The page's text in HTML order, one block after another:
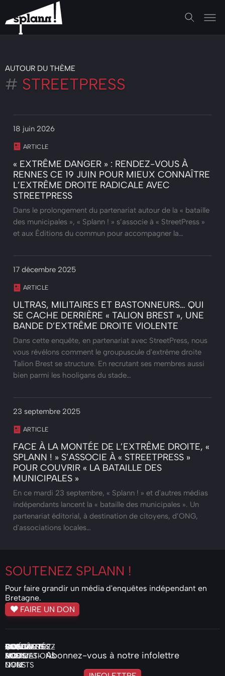
AUTOUR DU THÈME
# STREETPRESS
18 juin 2026
ARTICLE
« EXTRÊME DANGER » : RENDEZ-VOUS À
RENNES CE 19 JUIN POUR MIEUX CONNAÎTRE
L’EXTRÊME DROITE RADICALE AVEC
STREETPRESS
Dans le prolongement du partenariat autour de la « bataille
des municipales », « Splann ! » s’associe à « StreetPress »
et aux Éditions du commun pour accompagner la…
17 décembre 2025
ARTICLE
ULTRAS, MILITAIRES ET BASTONNEURS… QUI
SE CACHE DERRIÈRE « TALION BREST », UNE
BANDE D’EXTRÊME DROITE VIOLENTE
Dans cette enquête, en partenariat avec StreetPress, nous
vous révélons comment le groupuscule d'extrême droite
Talion Brest se structure. En recrutant ses membres aussi
bien parmi les hooligans du stade…
23 septembre 2025
ARTICLE
FACE À LA MONTÉE DE L’EXTRÊME DROITE, «
SPLANN ! » S’ASSOCIE À « STREETPRESS »
POUR COUVRIR « LA BATAILLE DES
MUNICIPALES »
En ce mardi 23 septembre, « Splann ! » et d'autres médias
indépendants lancent la « bataille des municipales ». Un
partenariat éditorial, à destination de citoyens, d’ONG,
d'associations locales…
SOUTENEZ SPLANN !
Pour faire grandir un média d'enquêtes indépendant en
Bretagne.
FAIRE UN DON
ENQUÊTES
ACTUALITÉS
VIDÉOS
PODCASTS
AUDIO
COMMANDEZ
NOS
LIVRETS
QUI
SOMMES-
NOUS
NOS
MOTIVATIONS
FAIRE
UN
DON
CONTACTEZ-
NOUS
Abonnez-vous à notre infolettre